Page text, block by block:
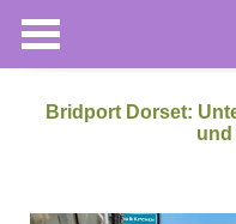
Bridport Dorset:
und